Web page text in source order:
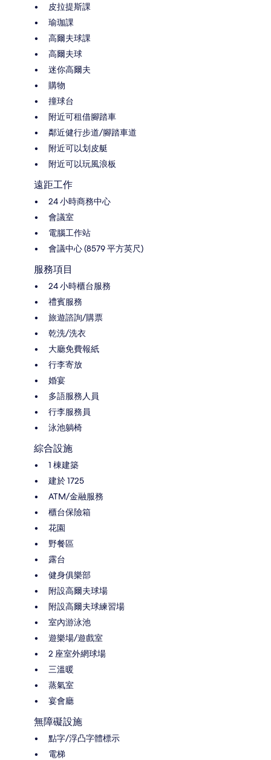
皮拉提斯課
瑜珈課
高爾夫球課
高爾夫球
迷你高爾夫
購物
撞球台
附近可租借腳踏車
鄰近健行步道/腳踏車道
附近可以划皮艇
附近可以玩風浪板
遠距工作
24 小時商務中心
會議室
電腦工作站
會議中心 (8579 平方英尺)
服務項目
24 小時櫃台服務
禮賓服務
旅遊諮詢/購票
乾洗/洗衣
大廳免費報紙
行李寄放
婚宴
多語服務人員
行李服務員
泳池躺椅
綜合設施
1 棟建築
建於 1725
ATM/金融服務
櫃台保險箱
花園
野餐區
露台
健身俱樂部
附設高爾夫球場
附設高爾夫球練習場
室內游泳池
遊樂場/遊戲室
2 座室外網球場
三溫暖
蒸氣室
宴會廳
無障礙設施
點字/浮凸字體標示
電梯